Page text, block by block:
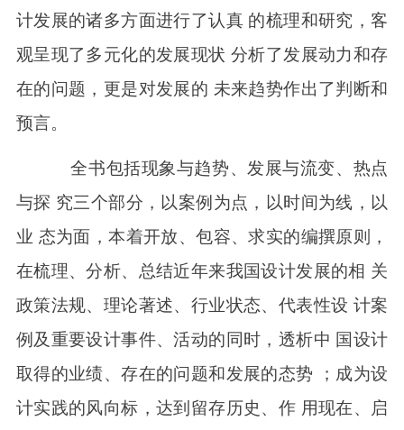
计发展的诸多方面进行了认真 的梳理和研究，客
观呈现了多元化的发展现状 分析了发展动力和存
在的问题，更是对发展的 未来趋势作出了判断和
预言。
全书包括现象与趋势、发展与流变、热点
与探 究三个部分，以案例为点，以时间为线，以
业 态为面，本着开放、包容、求实的编撰原则，
在梳理、分析、总结近年来我国设计发展的相 关
政策法规、理论著述、行业状态、代表性设 计案
例及重要设计事件、活动的同时，透析中 国设计
取得的业绩、存在的问题和发展的态势 ；成为设
计实践的风向标，达到留存历史、作 用现在、启